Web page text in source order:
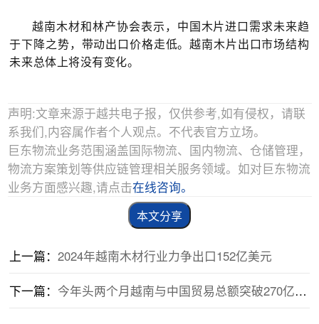
越南木材和林产协会表示，中国木片进口需求未来趋
于下降之势，带动出口价格走低。越南木片出口市场结构
未来总体上将没有变化。
声明:文章来源于越共电子报，仅供参考,如有侵权，请联
系我们,内容属作者个人观点。不代表官方立场。
巨东物流业务范围涵盖国际物流、国内物流、仓储管理，
物流方案策划等供应链管理相关服务领域。如对巨东物流
业务方面感兴趣,请点击在线咨询。
本文分享
上一篇：2024年越南木材行业力争出口152亿美元
下一篇： 今年头两个月越南与中国贸易总额突破270亿美元